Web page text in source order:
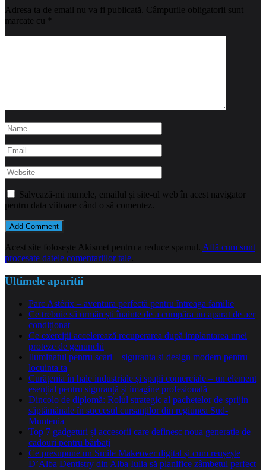
Adresa ta de email nu va fi publicată. Câmpurile obligatorii sunt
marcate cu
Salvează-mi numele, emailul și site-ul web în acest navigator
pentru data viitoare când o să comentez.
Acest site folosește Akismet pentru a reduce spamul. Află cum sunt
procesate datele comentariilor tale
Ultimele aparitii
Parc Astérix – aventura perfectă pentru întreaga familie
Ce trebuie să urmărești înainte de a cumpăra un aparat de aer
condiționat
Ce exerciții accelerează recuperarea după implantarea unei
proteze de genunchi
Iluminatul pentru scari – siguranta si design modern pentru
locuinta ta
Curățenia în hale industriale și spații comerciale – un element
esențial pentru siguranță și imagine profesională
Dincolo de diplomă: Rolul strategic al pachetelor de sprijin
săptămânale în succesul cursanților din regiunea Sud-
Muntenia
Top 7 gadgeturi și accesorii care definesc noua generație de
cadouri pentru bărbați
Ce presupune un Smile Makeover digital și cum reușește
D’Alba Dentistry din Alba Iulia să planifice zâmbetul perfect